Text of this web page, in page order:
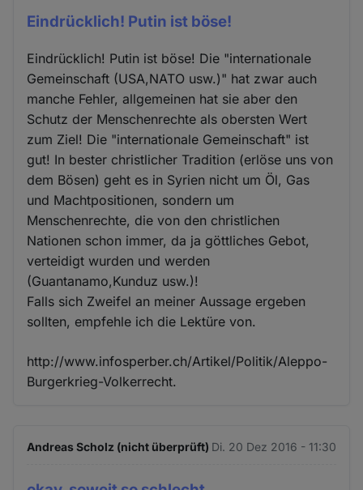
Eindrücklich! Putin ist böse!
Eindrücklich! Putin ist böse! Die "internationale
Gemeinschaft (USA,NATO usw.)" hat zwar auch
manche Fehler, allgemeinen hat sie aber den
Schutz der Menschenrechte als obersten Wert
zum Ziel! Die "internationale Gemeinschaft" ist
gut! In bester christlicher Tradition (erlöse uns von
dem Bösen) geht es in Syrien nicht um Öl, Gas
und Machtpositionen, sondern um
Menschenrechte, die von den christlichen
Nationen schon immer, da ja göttliches Gebot,
verteidigt wurden und werden
(Guantanamo,Kunduz usw.)!
Falls sich Zweifel an meiner Aussage ergeben
sollten, empfehle ich die Lektüre von.
http://www.infosperber.ch/Artikel/Politik/Aleppo-
Burgerkrieg-Volkerrecht.
Andreas Scholz (nicht überprüft) Di. 20 Dez 2016 - 11:30